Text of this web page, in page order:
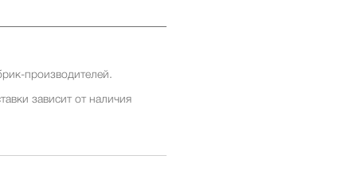
производителей.
зависит от наличия